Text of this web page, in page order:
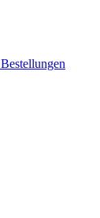
Bestellungen